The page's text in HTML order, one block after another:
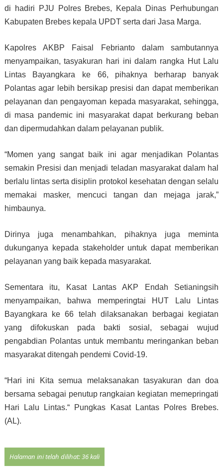
di hadiri PJU Polres Brebes, Kepala Dinas Perhubungan
Kabupaten Brebes kepala UPDT serta dari Jasa Marga.
Kapolres AKBP Faisal Febrianto dalam sambutannya
menyampaikan, tasyakuran hari ini dalam rangka Hut Lalu
Lintas Bayangkara ke 66, pihaknya berharap banyak
Polantas agar lebih bersikap presisi dan dapat memberikan
pelayanan dan pengayoman kepada masyarakat, sehingga,
di masa pandemic ini masyarakat dapat berkurang beban
dan dipermudahkan dalam pelayanan publik.
“Momen yang sangat baik ini agar menjadikan Polantas
semakin Presisi dan menjadi teladan masyarakat dalam hal
berlalu lintas serta disiplin protokol kesehatan dengan selalu
memakai masker, mencuci tangan dan mejaga jarak,”
himbaunya.
Dirinya juga menambahkan, pihaknya juga meminta
dukunganya kepada stakeholder untuk dapat memberikan
pelayanan yang baik kepada masyarakat.
Sementara itu, Kasat Lantas AKP Endah Setianingsih
menyampaikan, bahwa memperingtai HUT Lalu Lintas
Bayangkara ke 66 telah dilaksanakan berbagai kegiatan
yang difokuskan pada bakti sosial, sebagai wujud
pengabdian Polantas untuk membantu meringankan beban
masyarakat ditengah pendemi Covid-19.
“Hari ini Kita semua melaksanakan tasyakuran dan doa
bersama sebagai penutup rangkaian kegiatan memepringati
Hari Lalu Lintas.“ Pungkas Kasat Lantas Polres Brebes.
(AL).
Halaman ini telah dilihat: 36 kali